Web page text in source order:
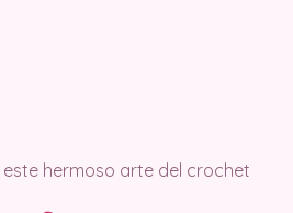
hermoso arte del crochet